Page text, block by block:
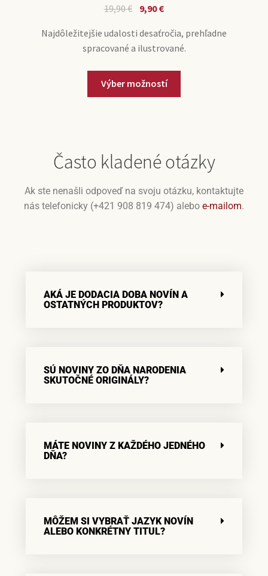
19,90€ 9,90€
Najdôležitejšie udalosti desaťročia, prehľadne
spracované a ilustrované.
Výber možností
Často kladené otázky
Ak ste nenašli odpoveď na svoju otázku, kontaktujte
nás telefonicky (+421 908 819 474) alebo e-mailom.
AKÁ JE DODACIA DOBA NOVÍN A
OSTATNÝCH PRODUKTOV?
SÚ NOVINY ZO DŇA NARODENIA
SKUTOČNÉ ORIGINÁLY?
MÁTE NOVINY Z KAŽDÉHO JEDNÉHO
DŇA?
MÔŽEM SI VYBRAŤ JAZYK NOVÍN
ALEBO KONKRÉTNY TITUL?